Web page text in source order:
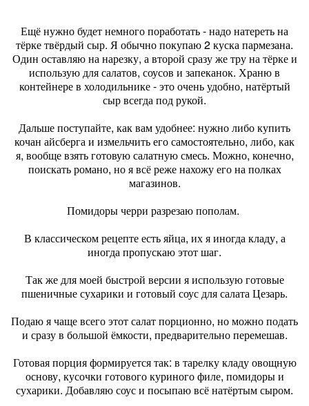
Ещё нужно будет немного поработать - надо натереть на
тёрке твёрдый сыр. Я обычно покупаю 2 куска пармезана.
Один оставляю на нарезку, а второй сразу же тру на тёрке и
использую для салатов, соусов и запеканок. Храню в
контейнере в холодильнике - это очень удобно, натёртый
сыр всегда под рукой.
Дальше поступайте, как вам удобнее: нужно либо купить
кочан айсберга и измельчить его самостоятельно, либо, как
я, вообще взять готовую салатную смесь. Можно, конечно,
поискать романо, но я всё реже нахожу его на полках
магазинов.
Помидоры черри разрезаю пополам.
В классическом рецепте есть яйца, их я иногда кладу, а
иногда пропускаю этот шаг.
Так же для моей быстрой версии я использую готовые
пшеничные сухарики и готовый соус для салата Цезарь.
Подаю я чаще всего этот салат порционно, но можно подать
и сразу в большой ёмкости, предварительно перемешав.
Готовая порция формируется так: в тарелку кладу овощную
основу, кусочки готового куриного филе, помидоры и
сухарики. Добавляю соус и посыпаю всё натёртым сыром.